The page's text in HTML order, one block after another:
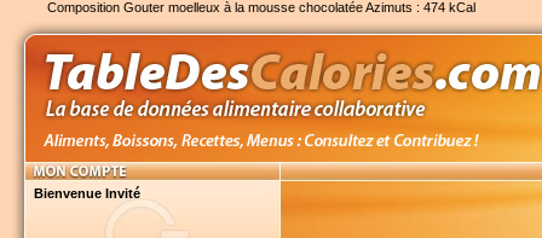
Composition Gouter moelleux à la mousse chocolatée Azimuts : 474 kCal
Bienvenue Invité